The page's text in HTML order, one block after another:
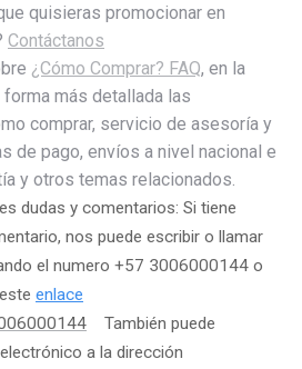
quisieras promocionar en
Contáctanos
¿Cómo Comprar? FAQ, en la
más detallada las
comprar, servicio de asesoría y
de pago, envíos a nivel nacional e
y otros temas relacionados.
dudas y comentarios: Si tiene
nos puede escribir o llamar
el numero +57 3006000144 o
enlace
También puede
a la dirección